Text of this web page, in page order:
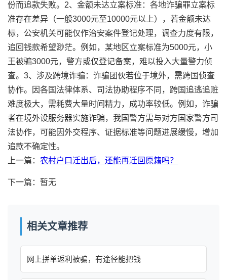
份而追款失败。2、金额未达立案标准：各地诈骗罪立案标
准存在差异（一般3000元至10000元以上），若金额未达
标，公安机关可能仅作治安案件登记处理，调查力度有限，
追回钱款希望渺茫。例如，某地区立案标准为5000元，小
王被骗3000元，警方或仅登记备案，难以投入大量警力侦
查。3、涉及跨境诈骗：诈骗团伙若位于境外，需跨国侦查
协作。因各国法律体系、司法协助程序不同，跨国追逃追赃
难度极大，需耗费大量时间精力，成功率较低。例如，诈骗
者在境外设服务器实施诈骗，我国警方需与对方国家警方司
法协作，可能因外交程序、证据标准等问题进展缓慢，增加
追款不确定性。
上一篇： 农村户口迁出后，还能再迁回原籍吗？
下一篇：暂无
相关文章推荐
网上拼单返利被骗，有途径能把钱